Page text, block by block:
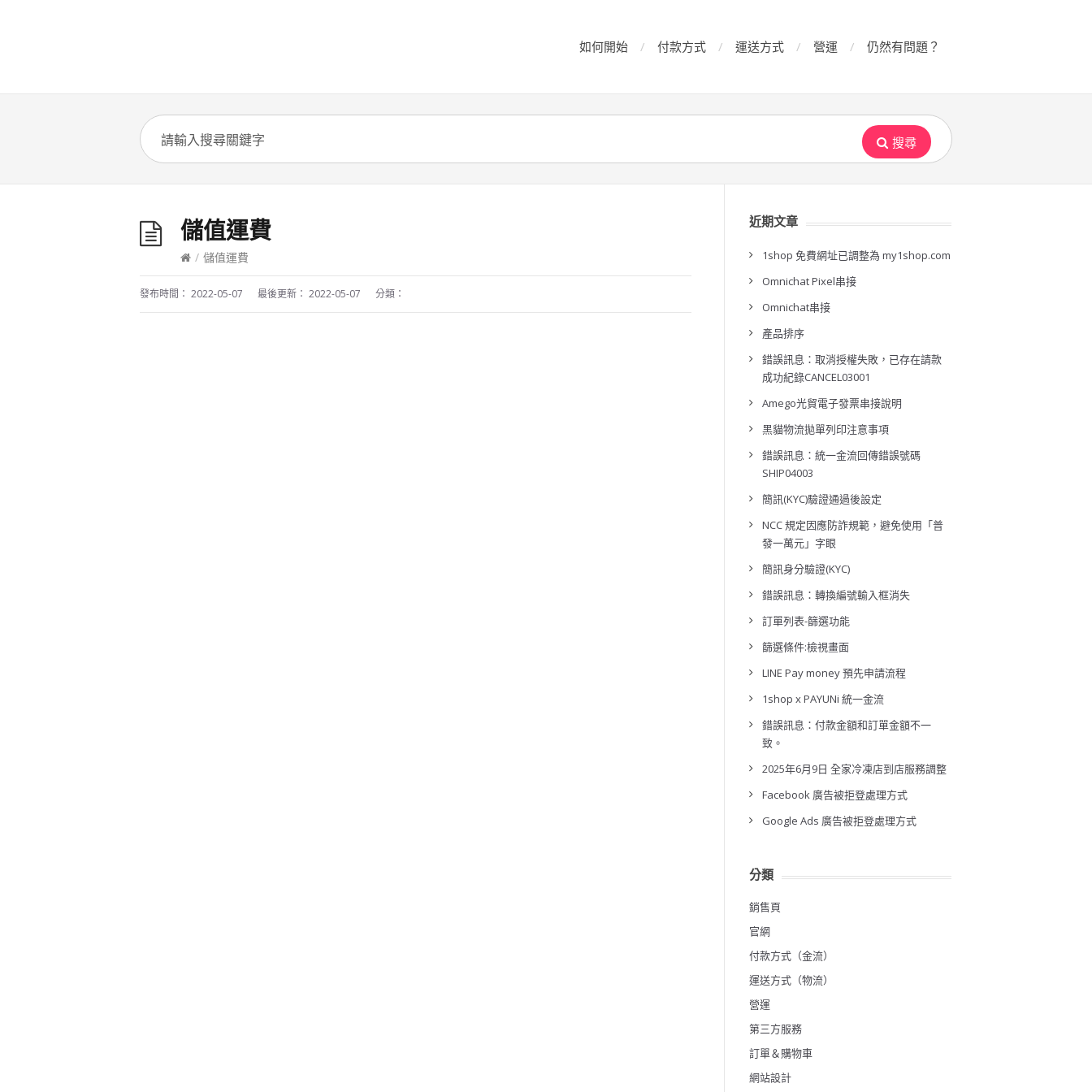
如何開始 付款方式 運送方式 營運 仍然有問題？
搜尋
儲值運費
/ 儲值運費
發布時間： 2022-05-07 最後更新： 2022-05-07 分類：
近期文章
1shop 免費網址已調整為 my1shop.com
Omnichat Pixel串接
Omnichat串接
產品排序
錯誤訊息：取消授權失敗，已存在請款
成功紀錄CANCEL03001
Amego光貿電子發票串接說明
黑貓物流拋單列印注意事項
錯誤訊息：統一金流回傳錯誤號碼
SHIP04003
簡訊(KYC)驗證通過後設定
NCC 規定因應防詐規範，避免使用「普
發一萬元」字眼
簡訊身分驗證(KYC)
錯誤訊息：轉換編號輸入框消失
訂單列表-篩選功能
篩選條件:檢視畫面
LINE Pay money 預先申請流程
1shop x PAYUNi 統一金流
錯誤訊息：付款金額和訂單金額不一
致。
2025年6月9日 全家冷凍店到店服務調整
Facebook 廣告被拒登處理方式
Google Ads 廣告被拒登處理方式
分類
銷售頁
官網
付款方式（金流）
運送方式（物流）
營運
第三方服務
訂單＆購物車
網站設計